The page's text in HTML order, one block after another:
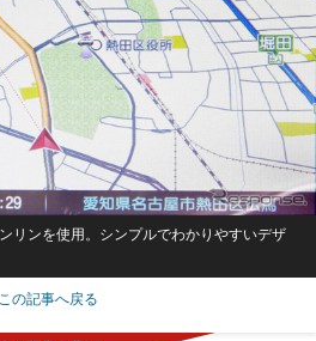
リンを使用。シンプルでわかりやすいデザ
この記事へ戻る